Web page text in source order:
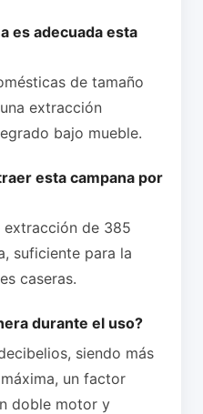
es adecuada esta
de tamaño
extracción
bajo mueble.
esta campana por
extracción de 385
suficiente para la
caseras.
durante el uso?
siendo más
un factor
doble motor y